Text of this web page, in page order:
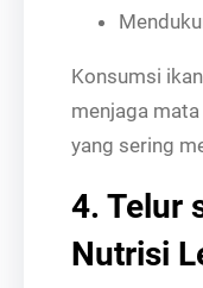
Konsumsi
menjaga
yang sering
4. Telur
Nutrisi